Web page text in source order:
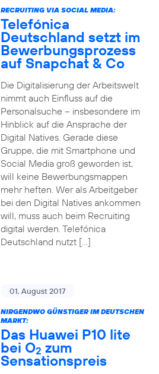
RECRUITING VIA SOCIAL MEDIA:
Telefónica
Deutschland setzt im
Bewerbungsprozess
auf Snapchat & Co
Die Digitalisierung der Arbeitswelt
nimmt auch Einfluss auf die
Personalsuche – insbesondere im
Hinblick auf die Ansprache der
Digital Natives. Gerade diese
Gruppe, die mit Smartphone und
Social Media groß geworden ist,
will keine Bewerbungsmappen
mehr heften. Wer als Arbeitgeber
bei den Digital Natives ankommen
will, muss auch beim Recruiting
digital werden. Telefónica
Deutschland nutzt […]
01. August 2017
NIRGENDWO GÜNSTIGER IM DEUTSCHEN
MARKT:
Das Huawei P10 lite
bei O2 zum
Sensationspreis